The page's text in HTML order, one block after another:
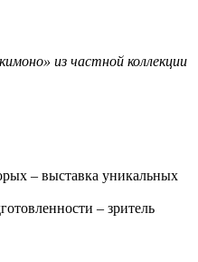
из частной коллекции
– выставка уникальных
– зритель